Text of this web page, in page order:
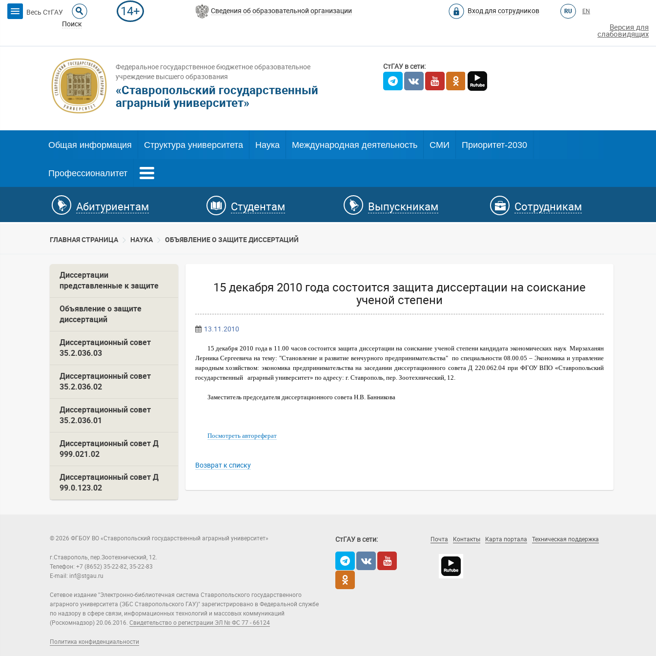
Весь СтГАУ
Поиск
14+ Сведения об образовательной организации Вход для сотрудников RU EN
Версия для
слабовидящих
Федеральное государственное бюджетное образовательное
учреждение высшего образования
«Ставропольский государственный
аграрный университет»
СтГАУ в сети:
Общая информация Структура университета Наука Международная деятельность СМИ Приоритет-2030
Профессионалитет
Абитуриентам Студентам Выпускникам Сотрудникам
ГЛАВНАЯ СТРАНИЦА НАУКА ОБЪЯВЛЕНИЕ О ЗАЩИТЕ ДИССЕРТАЦИЙ
Диссертации
представленные к защите
Объявление о защите
диссертаций
Диссертационный совет
35.2.036.03
Диссертационный совет
35.2.036.02
Диссертационный совет
35.2.036.01
Диссертационный совет Д
999.021.02
Диссертационный совет Д
99.0.123.02
15 декабря 2010 года состоится защита диссертации на соискание
ученой степени
13.11.2010
15 декабря 2010 года в 11.00 часов состоится защита диссертации на соискание ученой степени кандидата экономических наук Мирзаханян
Лерника Сергеевича на тему: "Становление и развитие венчурного предпринимательства" по специальности 08.00.05 – Экономика и управление
народным хозяйством: экономика предпринимательства на заседании диссертационного совета Д 220.062.04 при ФГОУ ВПО «Ставропольский
государственный аграрный университет» по адресу: г. Ставрополь, пер. Зоотехнический, 12.
Заместитель председателя диссертационного совета Н.В. Банникова
Посмотреть автореферат
Возврат к списку
© 2026 ФГБОУ ВО «Ставропольский государственный аграрный университет»
г.Ставрополь, пер.Зоотехнический, 12.
Телефон: +7 (8652) 35-22-82, 35-22-83
E-mail: inf@stgau.ru
Сетевое издание "Электронно-библиотечная система Ставропольского государственного
аграрного университета (ЭБС Ставропольского ГАУ)" зарегистрировано в Федеральной службе
по надзору в сфере связи, информационных технологий и массовых коммуникаций
(Роскомнадзор) 20.06.2016. Свидетельство о регистрации ЭЛ № ФС 77 - 66124
Политика конфиденциальности
СтГАУ в сети: Почта Контакты Карта портала Техническая поддержка